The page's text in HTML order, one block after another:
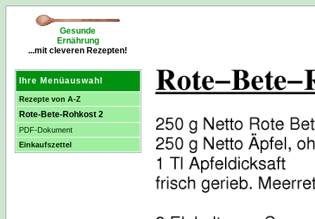
Gesunde
Ernährung
...mit cleveren Rezepten!
Ihre Menüauswahl
Rezepte von A-Z
Rote-Bete-Rohkost 2
PDF-Dokument
Einkaufszettel